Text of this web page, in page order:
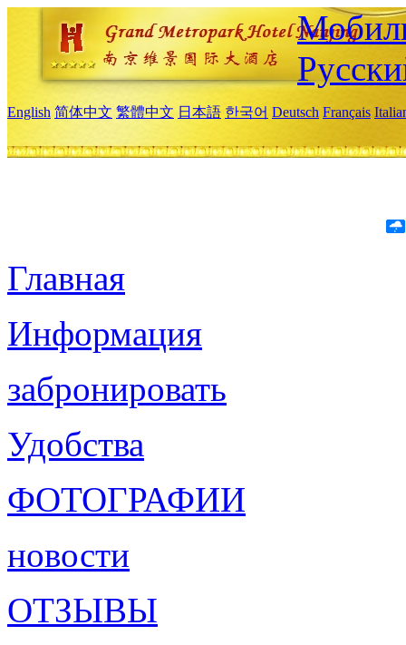
English 简体中文 繁體中文 日本語 한국어 Deutsch Français
Главная
Информация
забронировать
Удобства
ФОТОГРАФИИ
новости
ОТЗЫВЫ